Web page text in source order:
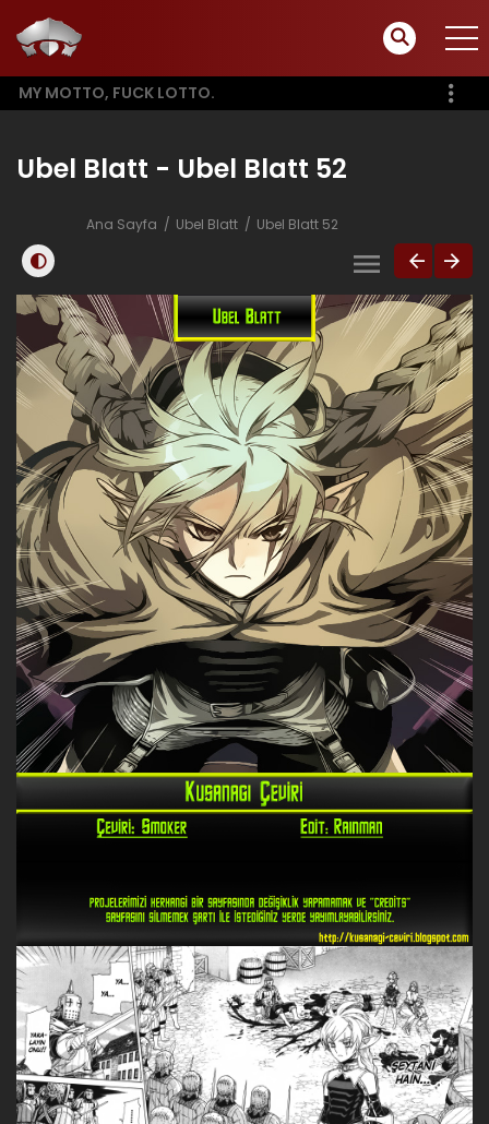
MY MOTTO, FUCK LOTTO.
Ubel Blatt - Ubel Blatt 52
Ana Sayfa Ubel Blatt Ubel Blatt 52